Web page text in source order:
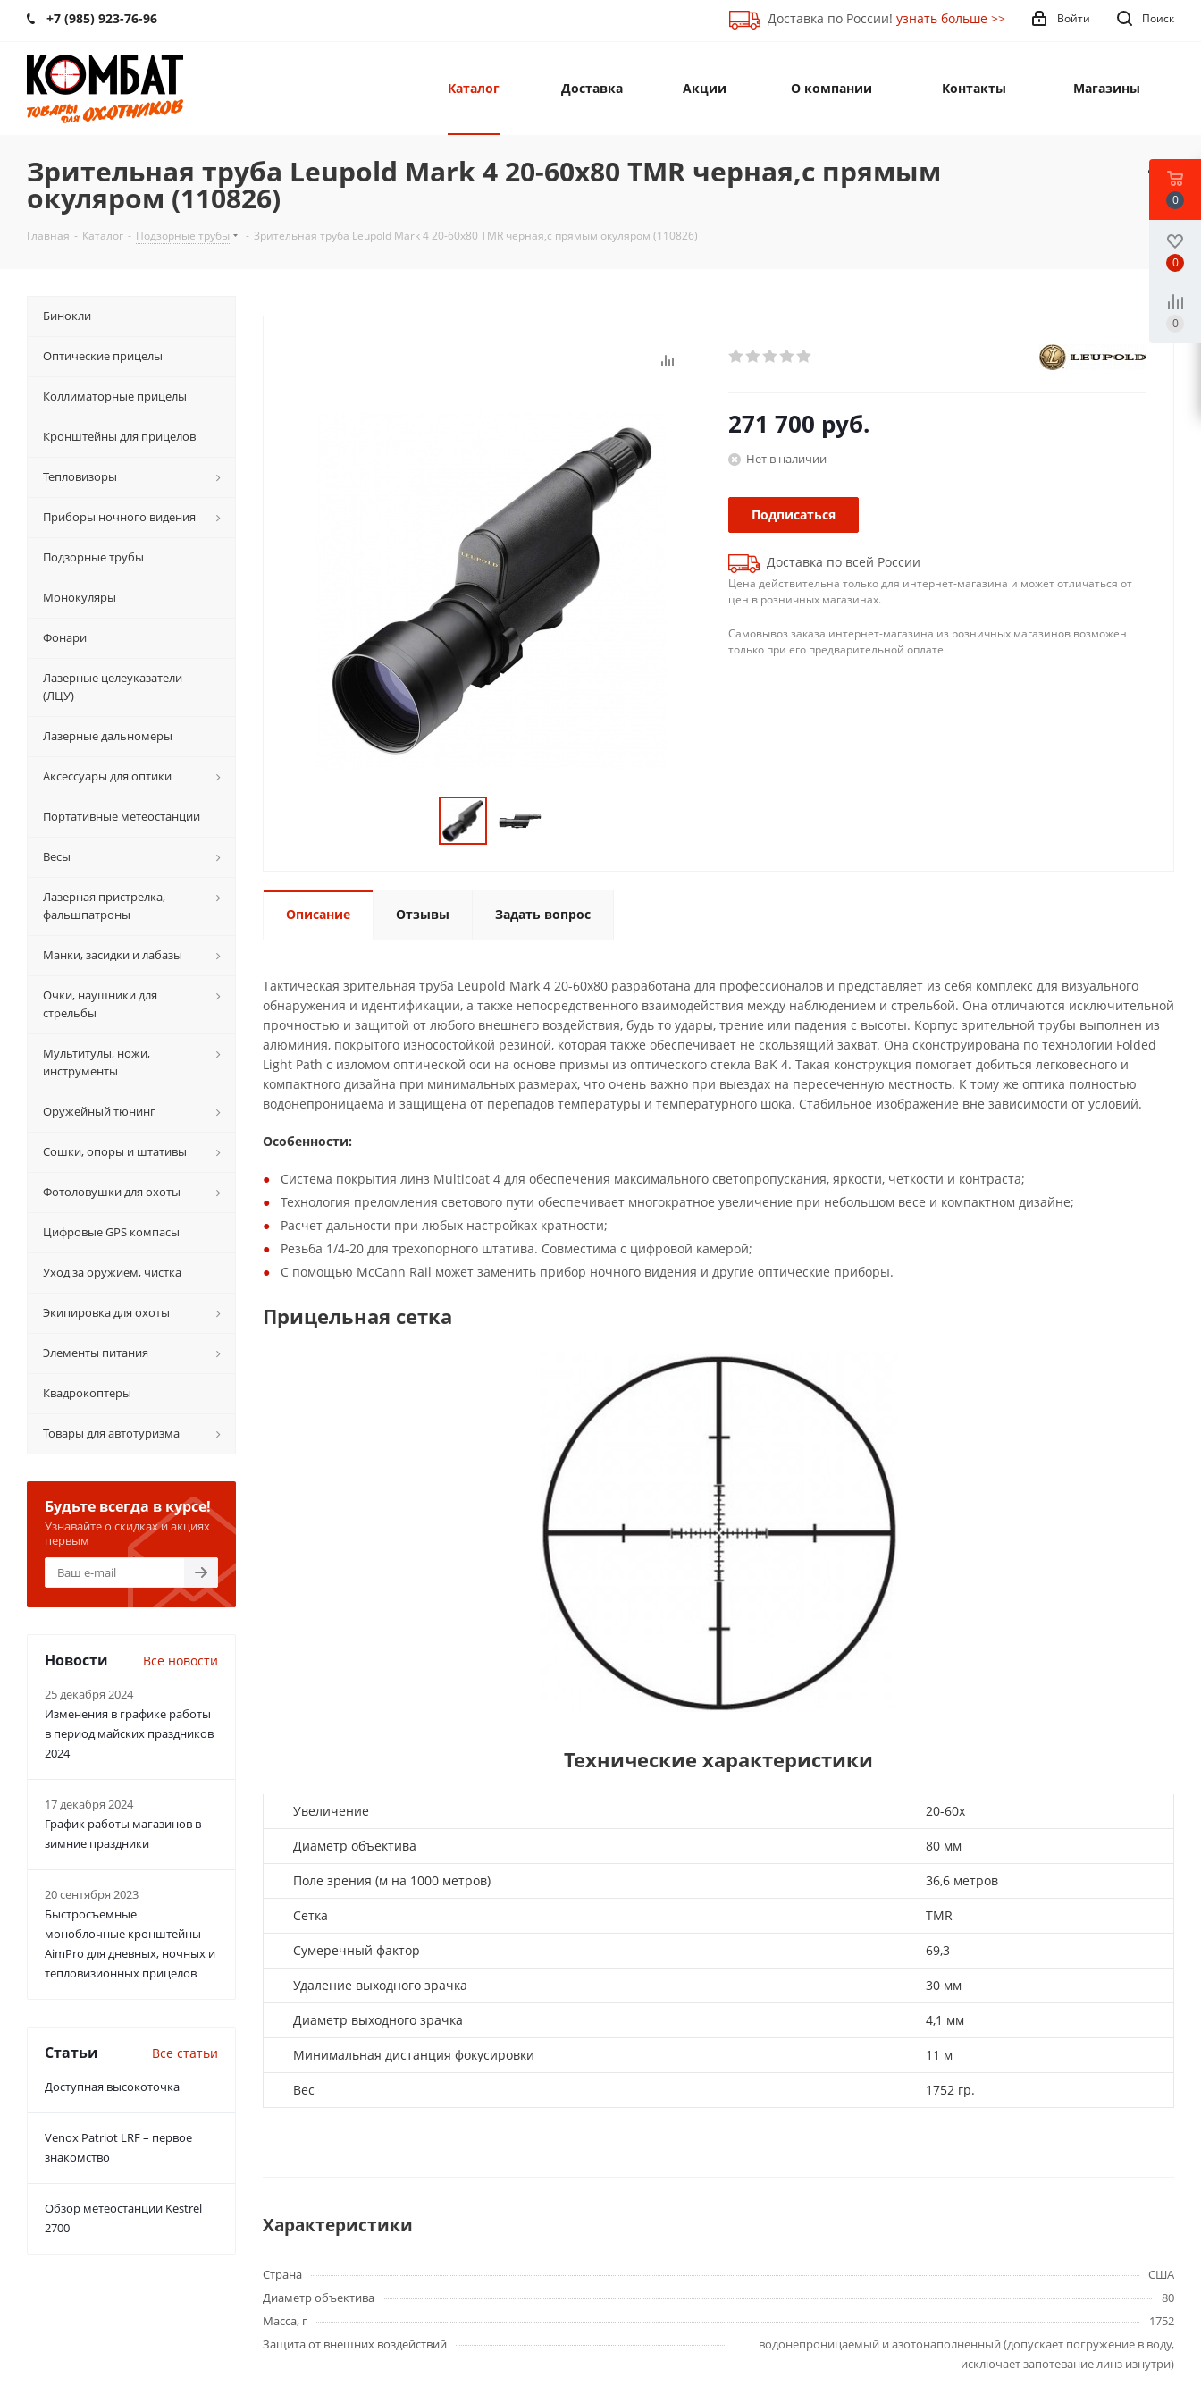
+7 (985) 923-76-96 Поиск
Войти
Доставка по России! узнать больше >>
Каталог Доставка Акции О компании Контакты Магазины
Зрительная труба Leupold Mark 4 20-60x80 TMR черная,с прямым
окуляром (110826)
Главная - Каталог - Подзорные трубы - Зрительная труба Leupold Mark 4 20-60x80 TMR черная,с прямым окуляром (110826)
271 700 руб.
Нет в наличии
Подписаться
Доставка по всей России
Цена действительна только для интернет-магазина и может отличаться от
цен в розничных магазинах.
Самовывоз заказа интернет-магазина из розничных магазинов возможен
только при его предварительной оплате.
Описание Отзывы Задать вопрос
Тактическая зрительная труба Leupold Mark 4 20-60x80 разработана для профессионалов и представляет из себя комплекс для визуального
обнаружения и идентификации, а также непосредственного взаимодействия между наблюдением и стрельбой. Она отличаются исключительной
прочностью и защитой от любого внешнего воздействия, будь то удары, трение или падения с высоты. Корпус зрительной трубы выполнен из
алюминия, покрытого износостойкой резиной, которая также обеспечивает не скользящий захват. Она сконструирована по технологии Folded
Light Path с изломом оптической оси на основе призмы из оптического стекла BaK 4. Такая конструкция помогает добиться легковесного и
компактного дизайна при минимальных размерах, что очень важно при выездах на пересеченную местность. К тому же оптика полностью
водонепроницаема и защищена от перепадов температуры и температурного шока. Стабильное изображение вне зависимости от условий.
Особенности:
Система покрытия линз Multicoat 4 для обеспечения максимального светопропускания, яркости, четкости и контраста;
Технология преломления светового пути обеспечивает многократное увеличение при небольшом весе и компактном дизайне;
Расчет дальности при любых настройках кратности;
Pезьба 1/4-20 для трехопорного штатива. Совместима с цифровой камерой;
С помощью McCann Rail может заменить прибор ночного видения и другие оптические приборы.
Прицельная сетка
Технические характеристики
Увеличение 20-60х
Диаметр объектива 80 мм
Поле зрения (м на 1000 метров) 36,6 метров
Сетка TMR
Сумеречный фактор 69,3
Удаление выходного зрачка 30 мм
Диаметр выходного зрачка 4,1 мм
Минимальная дистанция фокусировки 11 м
Вес 1752 гр.
Характеристики
Страна
США
Диаметр объектива
80
Масса, г
1752
Защита от внешних воздействий
водонепроницаемый и азотонаполненный (допускает погружение в воду,
исключает запотевание линз изнутри)
Бинокли
Оптические прицелы
Коллиматорные прицелы
Кронштейны для прицелов
Тепловизоры
Приборы ночного видения
Подзорные трубы
Монокуляры
Фонари
Лазерные целеуказатели
(ЛЦУ)
Лазерные дальномеры
Аксессуары для оптики
Портативные метеостанции
Весы
Лазерная пристрелка,
фальшпатроны
Манки, засидки и лабазы
Очки, наушники для
стрельбы
Мультитулы, ножи,
инструменты
Оружейный тюнинг
Сошки, опоры и штативы
Фотоловушки для охоты
Цифровые GPS компасы
Уход за оружием, чистка
Экипировка для охоты
Элементы питания
Квадрокоптеры
Товары для автотуризма
Будьте всегда в курсе!
Узнавайте о скидках и акциях
первым
Новости Все новости
25 декабря 2024
Изменения в графике работы
в период майских праздников
2024
17 декабря 2024
График работы магазинов в
зимние праздники
20 сентября 2023
Быстросъемные
моноблочные кронштейны
AimPro для дневных, ночных и
тепловизионных прицелов
Статьи Все статьи
Доступная высокоточка
Venox Patriot LRF – первое
знакомство
Обзор метеостанции Kestrel
2700
0
0
0